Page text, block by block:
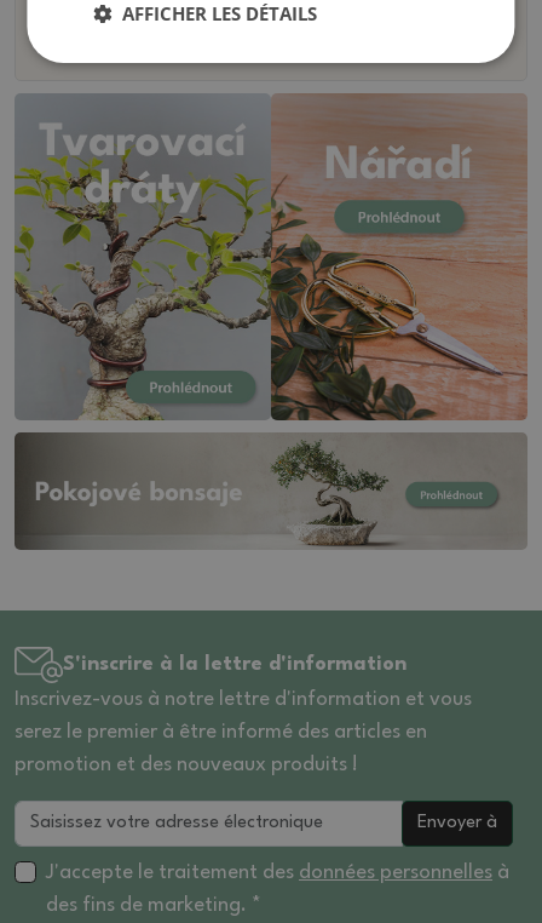
Filtres
S'inscrire à la lettre d'information
Inscrivez-vous à notre lettre d'information et vous
serez le premier à être informé des articles en
promotion et des nouveaux produits !
Envoyer à
J'accepte le traitement des données personnelles à
des fins de marketing. *
AFFICHER LES DÉTAILS